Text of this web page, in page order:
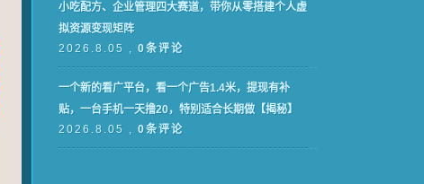
小吃配方、企业管理四大赛道，带你从零搭建个人虚
拟资源变现矩阵
2026.8.05 , 0条评论
一个新的看广平台，看一个广告1.4米，提现有补
贴，一台手机一天撸20，特别适合长期做【揭秘】
2026.8.05 , 0条评论